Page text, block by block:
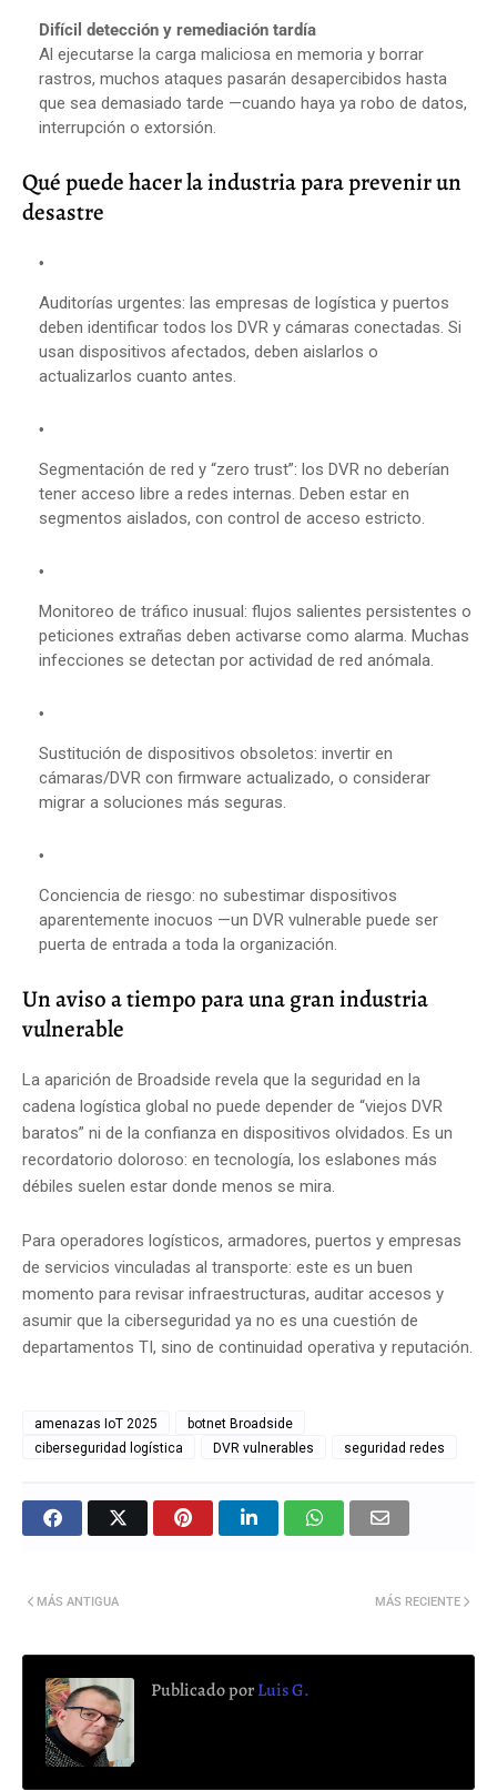
Difícil detección y remediación tardía
Al ejecutarse la carga maliciosa en memoria y borrar
rastros, muchos ataques pasarán desapercibidos hasta
que sea demasiado tarde —cuando haya ya robo de datos,
interrupción o extorsión.
Qué puede hacer la industria para prevenir un
desastre
Auditorías urgentes: las empresas de logística y puertos
deben identificar todos los DVR y cámaras conectadas. Si
usan dispositivos afectados, deben aislarlos o
actualizarlos cuanto antes.
Segmentación de red y “zero trust”: los DVR no deberían
tener acceso libre a redes internas. Deben estar en
segmentos aislados, con control de acceso estricto.
Monitoreo de tráfico inusual: flujos salientes persistentes o
peticiones extrañas deben activarse como alarma. Muchas
infecciones se detectan por actividad de red anómala.
Sustitución de dispositivos obsoletos: invertir en
cámaras/DVR con firmware actualizado, o considerar
migrar a soluciones más seguras.
Conciencia de riesgo: no subestimar dispositivos
aparentemente inocuos —un DVR vulnerable puede ser
puerta de entrada a toda la organización.
Un aviso a tiempo para una gran industria
vulnerable
La aparición de Broadside revela que la seguridad en la
cadena logística global no puede depender de “viejos DVR
baratos” ni de la confianza en dispositivos olvidados. Es un
recordatorio doloroso: en tecnología, los eslabones más
débiles suelen estar donde menos se mira.
Para operadores logísticos, armadores, puertos y empresas
de servicios vinculadas al transporte: este es un buen
momento para revisar infraestructuras, auditar accesos y
asumir que la ciberseguridad ya no es una cuestión de
departamentos TI, sino de continuidad operativa y reputación.
amenazas IoT 2025
botnet Broadside
ciberseguridad logística
DVR vulnerables seguridad redes
MÁS RECIENTE
MÁS ANTIGUA
Publicado porLuis G.